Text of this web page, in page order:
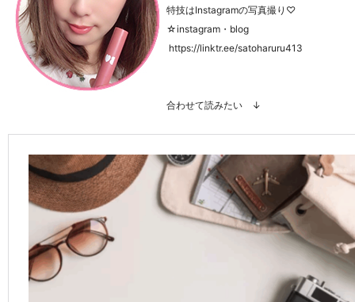
特技はInstagramの写真撮り♡
☆instagram・blog
https://linktr.ee/satoharuru413
合わせて読みたい ↓